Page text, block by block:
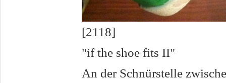
[2118]
"if the shoe fits II"
An der Schnürstelle